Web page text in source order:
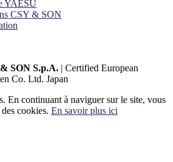
YAESU
CSY & SON
SON S.p.A. | Certified European
Co. Ltd. Japan
En continuant à naviguer sur le site, vous
cookies. En savoir plus ici